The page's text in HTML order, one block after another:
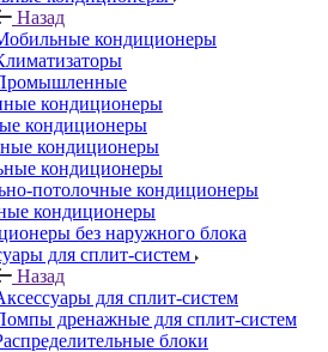
Назад
кондиционеры
кондиционеры
кондиционеры
кондиционеры
кондиционеры
потолочные кондиционеры
кондиционеры
без наружного блока
для сплит-систем
Назад
для сплит-систем
дренажные для сплит-систем
блоки